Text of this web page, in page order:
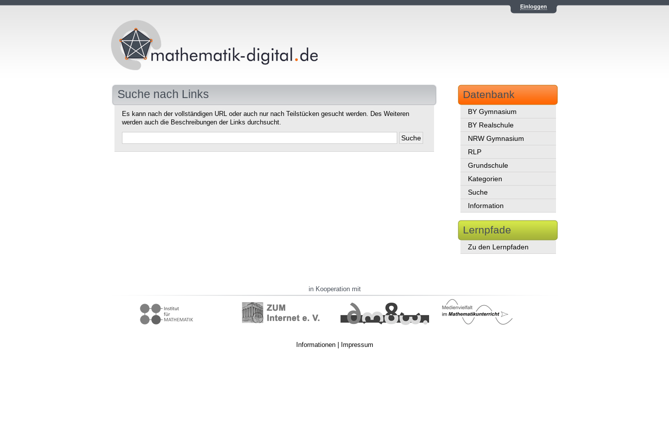
Einloggen
Suche nach Links
Es kann nach der vollständigen URL oder auch nur nach Teilstücken gesucht werden. Des Weiteren
werden auch die Beschreibungen der Links durchsucht.
Datenbank
BY Gymnasium
BY Realschule
NRW Gymnasium
RLP
Grundschule
Kategorien
Suche
Information
Lernpfade
Zu den Lernpfaden
in Kooperation mit
Informationen| Impressum